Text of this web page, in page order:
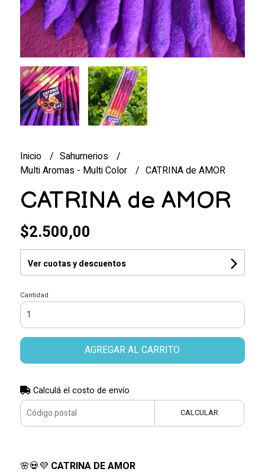
Inicio
Sahumerios
Multi Aromas - Multi Color
CATRINA de AMOR
CATRINA de AMOR
$2.500,00
Ver cuotas y descuentos
Cantidad
AGREGAR AL CARRITO
Calculá el costo de envío
CALCULAR
🌸💀💜 CATRINA DE AMOR